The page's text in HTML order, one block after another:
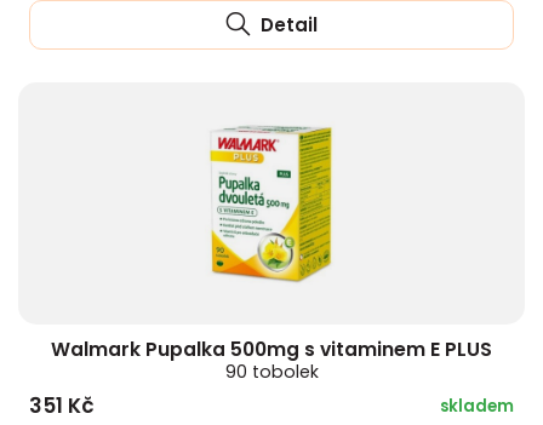
Detail
Walmark Pupalka 500mg s vitaminem E PLUS
90 tobolek
351 Kč skladem